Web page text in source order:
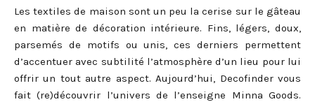
Les textiles de maison sont un peu la cerise sur le gâteau
en matière de décoration intérieure. Fins, légers, doux,
parsemés de motifs ou unis, ces derniers permettent
d’accentuer avec subtilité l’atmosphère d’un lieu pour lui
offrir un tout autre aspect. Aujourd’hui, Decofinder vous
fait (re)découvrir l’univers de l’enseigne Minna Goods.